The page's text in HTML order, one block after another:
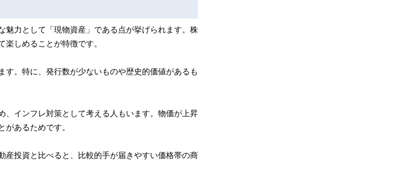
魅力として「現物資産」である点が挙げられます。株
しめることが特徴です。
す。特に、発行数が少ないものや歴史的価値があるも
、インフレ対策として考える人もいます。物価が上昇
があるためです。
産投資と比べると、比較的手が届きやすい価格帯の商